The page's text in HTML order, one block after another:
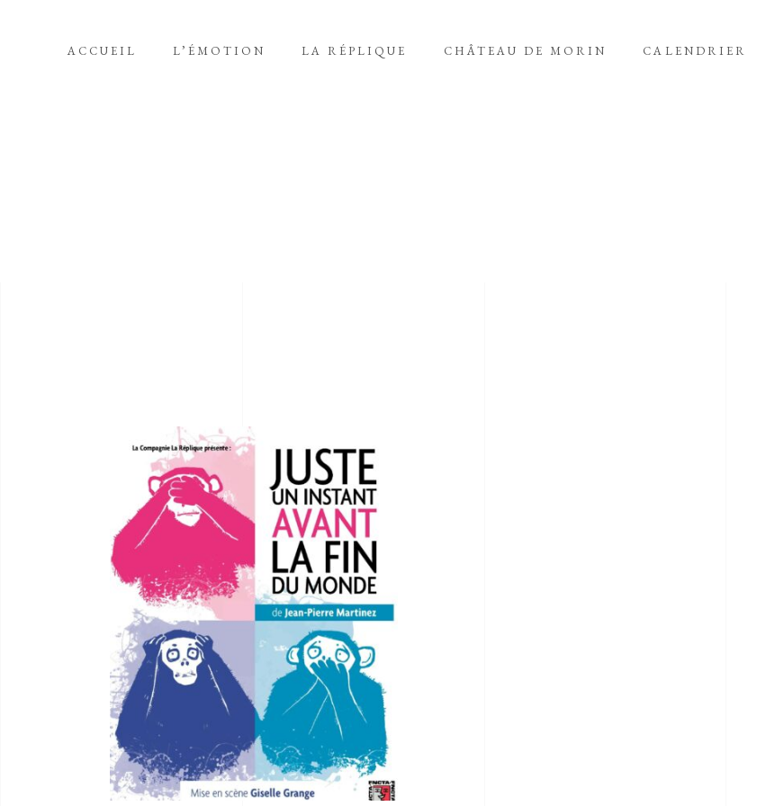
ACCUEIL L’ÉMOTION LA RÉPLIQUE CHÂTEAU DE MORIN CALENDRIER